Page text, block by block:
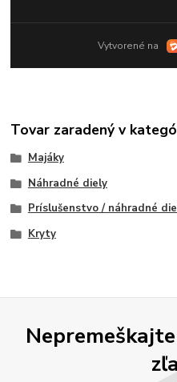
Vytvorené na
Tovar zaradený v
Majáky
Náhradné diely
Príslušenstvo / náhradné
Kryty